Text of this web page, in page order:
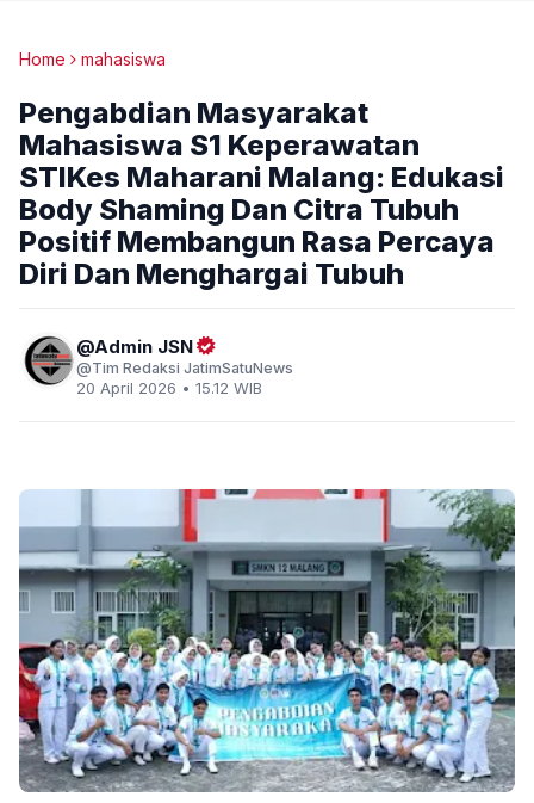
Home mahasiswa
Pengabdian Masyarakat
Mahasiswa S1 Keperawatan
STIKes Maharani Malang: Edukasi
Body Shaming Dan Citra Tubuh
Positif Membangun Rasa Percaya
Diri Dan Menghargai Tubuh
Admin JSN
Tim Redaksi JatimSatuNews
20 April 2026 • 15.12 WIB